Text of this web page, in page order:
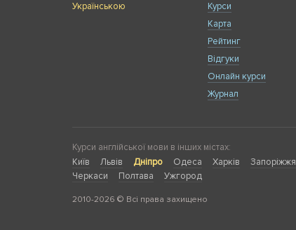
Українською
Курси
Карта
Рейтинг
Відгуки
Онлайн курси
Журнал
Курси англійської мови в інших містах:
Київ
Львів Дніпро Одеса Харків Запоріжжя
Черкаси
Полтава Ужгород
2010-2026 © Всі права захищено